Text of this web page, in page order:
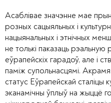
Асаблівае значэнне мае
розных сацыяльных і
нацыянальных і этнічных
не толькі паказаць рэальную
еўрапейскіх гарадоў, але і
паміж супольнасцямі.
статус Еўрапейскай сталіцы
эканамічны ўплыў на жыццё